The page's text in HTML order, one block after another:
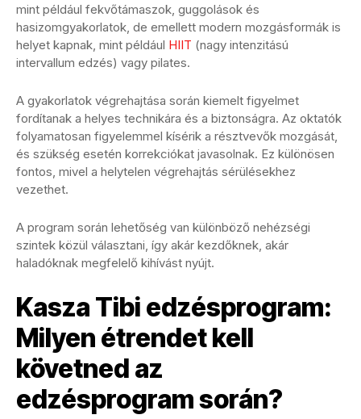
mint például fekvőtámaszok, guggolások és
hasizomgyakorlatok, de emellett modern mozgásformák is
helyet kapnak, mint például HIIT (nagy intenzitású
intervallum edzés) vagy pilates.
A gyakorlatok végrehajtása során kiemelt figyelmet
fordítanak a helyes technikára és a biztonságra. Az oktatók
folyamatosan figyelemmel kísérik a résztvevők mozgását,
és szükség esetén korrekciókat javasolnak. Ez különösen
fontos, mivel a helytelen végrehajtás sérülésekhez
vezethet.
A program során lehetőség van különböző nehézségi
szintek közül választani, így akár kezdőknek, akár
haladóknak megfelelő kihívást nyújt.
Kasza Tibi edzésprogram:
Milyen étrendet kell
követned az
edzésprogram során?